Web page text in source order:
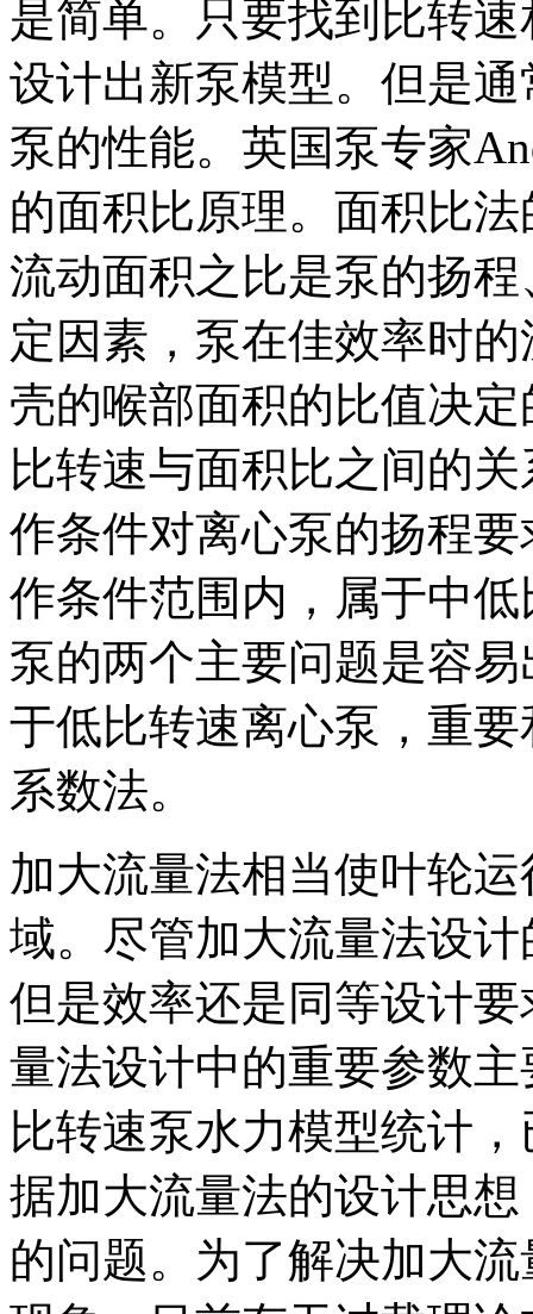
是简单。只要找到比转
设计出新泵模型。但是
泵的性能。英国泵专家
的面积比原理。面积比
流动面积之比是泵的扬
定因素，泵在佳效率时
壳的喉部面积的比值决
比转速与面积比之间的
作条件对离心泵的扬程
作条件范围内，属于中
泵的两个主要问题是容
于低比转速离心泵， 重要
系数法。
加大流量法相当使叶轮
域。尽管加大流量法设计
但是效率还是同等设计
量法设计中的重要参数
比转速泵水力模型统计
据加大流量法的设计思
的问题。为了解决加大